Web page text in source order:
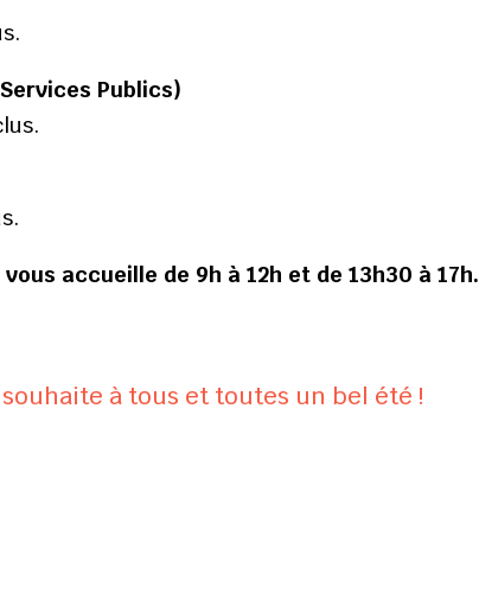
Publics)
accueille de 9h à 12h et de 13h30 à 17h.
à tous et toutes un bel été !